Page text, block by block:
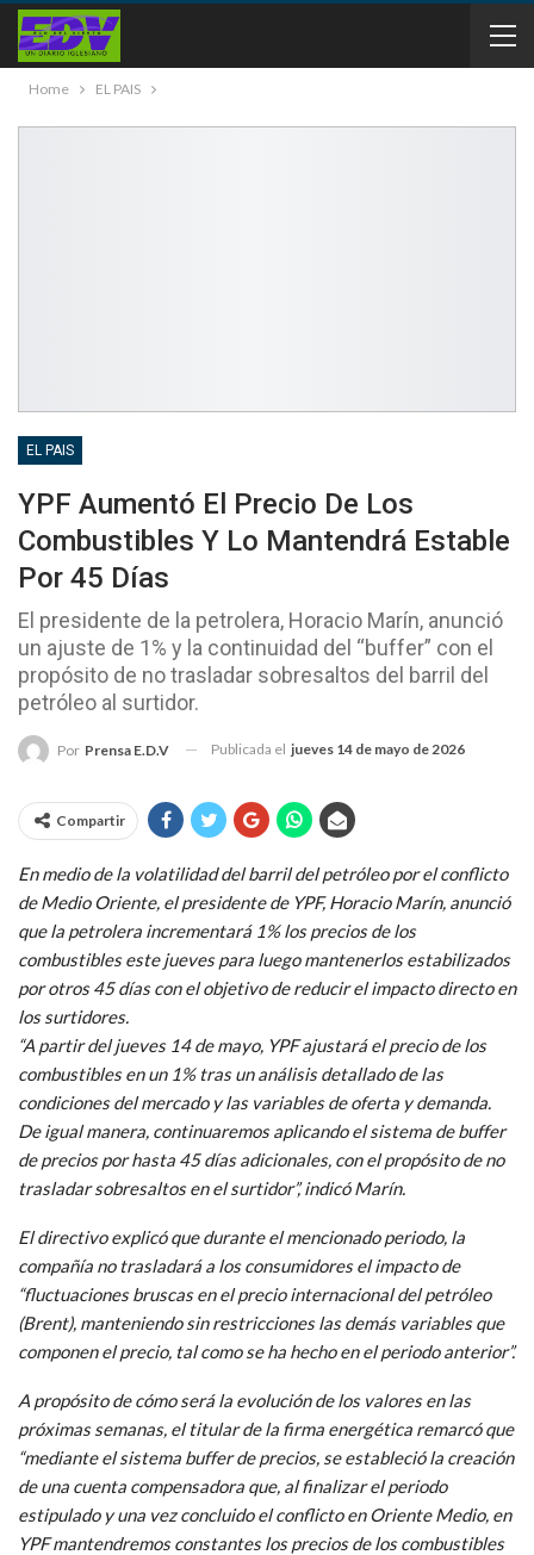
Home EL PAIS
EL PAIS
YPF Aumentó El Precio De Los
Combustibles Y Lo Mantendrá Estable
Por 45 Días
El presidente de la petrolera, Horacio Marín, anunció
un ajuste de 1% y la continuidad del “buffer” con el
propósito de no trasladar sobresaltos del barril del
petróleo al surtidor.
Por Prensa E.D.V Publicada el jueves 14 de mayo de 2026
Compartir
En medio de la volatilidad del barril del petróleo por el conflicto
de Medio Oriente, el presidente de YPF, Horacio Marín, anunció
que la petrolera incrementará 1% los precios de los
combustibles este jueves para luego mantenerlos estabilizados
por otros 45 días con el objetivo de reducir el impacto directo en
los surtidores.
“A partir del jueves 14 de mayo, YPF ajustará el precio de los
combustibles en un 1% tras un análisis detallado de las
condiciones del mercado y las variables de oferta y demanda.
De igual manera, continuaremos aplicando el sistema de buffer
de precios por hasta 45 días adicionales, con el propósito de no
trasladar sobresaltos en el surtidor”, indicó Marín.
El directivo explicó que durante el mencionado periodo, la
compañía no trasladará a los consumidores el impacto de
“fluctuaciones bruscas en el precio internacional del petróleo
(Brent), manteniendo sin restricciones las demás variables que
componen el precio, tal como se ha hecho en el periodo anterior”.
A propósito de cómo será la evolución de los valores en las
próximas semanas, el titular de la firma energética remarcó que
“mediante el sistema buffer de precios, se estableció la creación
de una cuenta compensadora que, al finalizar el periodo
estipulado y una vez concluido el conflicto en Oriente Medio, en
YPF mantendremos constantes los precios de los combustibles